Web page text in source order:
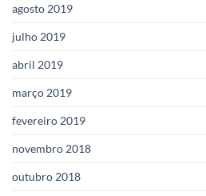
agosto 2019
julho 2019
abril 2019
março 2019
fevereiro 2019
novembro 2018
outubro 2018